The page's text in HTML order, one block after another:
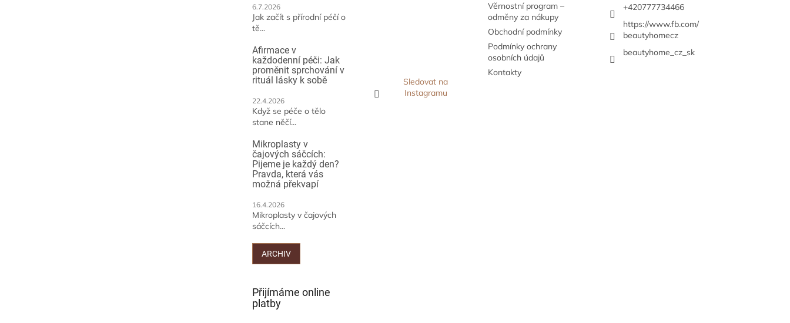
6.7.2026
Jak začít s přírodní péčí o
tě...
Afirmace v
každodenní péči: Jak
proměnit sprchování v
rituál lásky k sobě
22.4.2026
Když se péče o tělo
stane něčí...
Mikroplasty v
čajových sáčcích:
Pijeme je každý den?
Pravda, která vás
možná překvapí
16.4.2026
Mikroplasty v čajových
sáčcích...
ARCHIV
Sledovat na
Instagramu
Věrnostní program –
odměny za nákupy
Obchodní podmínky
Podmínky ochrany
osobních údajů
Kontakty
+420777734466
https://www.fb.com/
beautyhomecz
beautyhome_cz_sk
Přijímáme online
platby